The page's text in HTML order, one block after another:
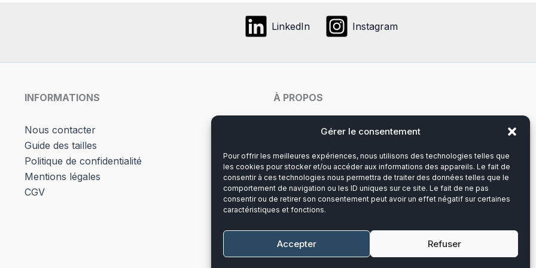
Gérer le consentement
Pour offrir les meilleures expériences, nous utilisons des technologies telles que
les cookies pour stocker et/ou accéder aux informations des appareils. Le fait de
consentir à ces technologies nous permettra de traiter des données telles que le
comportement de navigation ou les ID uniques sur ce site. Le fait de ne pas
consentir ou de retirer son consentement peut avoir un effet négatif sur certaines
caractéristiques et fonctions.
Accepter Refuser
sur
page
produit
être
choisies
la
sur
LinkedIn Instagram
INFORMATIONS
Nous contacter
Guide des tailles
Politique de confidentialité
Mentions légales
CGV
À PROPOS
Notre histoire
Du lundi au vendredi
8h00-12h30 et 13h30-17h00
Téléphone :
Mail :contact@callens-group.com